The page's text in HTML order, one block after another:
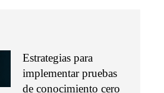
Estrategias para
implementar pruebas
de conocimiento cero